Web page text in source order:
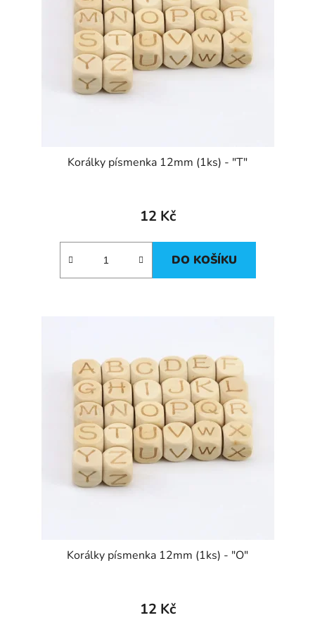
Korálky písmenka 12mm (1ks) - "T"
12 Kč
DO KOŠÍKU
Korálky písmenka 12mm (1ks) - "O"
12 Kč